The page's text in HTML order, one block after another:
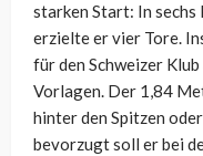
starken Start: In
erzielte er vier Tore.
für den Schweizer
Vorlagen. Der 1,84
hinter den Spitzen
bevorzugt soll er bei